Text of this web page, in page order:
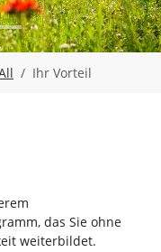
Ihr Vorteil
das Sie ohne
weiterbildet.